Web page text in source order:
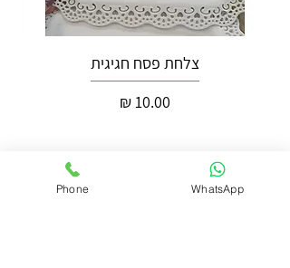
צלחת פסח חגיגית
מחיר
Phone WhatsApp